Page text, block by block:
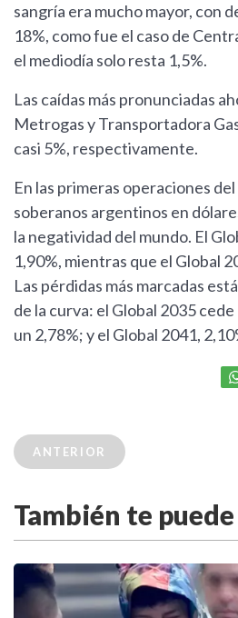
sangría era mucho mayor, con
18%, como fue el caso de
el mediodía solo resta 1,5%.
Las caídas más pronunciadas
Metrogas y Transportadora
casi 5%, respectivamente.
En las primeras operaciones
soberanos argentinos en
la negatividad del mundo. El
1,90%, mientras que el Global
Las pérdidas más marcadas
de la curva: el Global 2035
un 2,78%; y el Global 2041,
ANTERIOR
También te